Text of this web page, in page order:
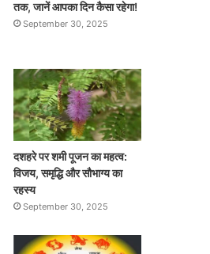
तक, जानें आपका दिन कैसा रहेगा!
September 30, 2025
दशहरे पर शमी पूजन का महत्व:
विजय, समृद्धि और सौभाग्य का
रहस्य
September 30, 2025